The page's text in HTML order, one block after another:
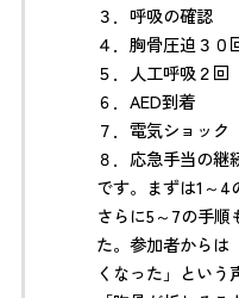
３．呼吸の確認
４．胸骨圧迫３０
５．人工呼吸２回
６．AED到着
７．電気ショック
８．応急手当の継
です。まずは1～4
さらに5～7の手順
た。参加者からは
くなった」という